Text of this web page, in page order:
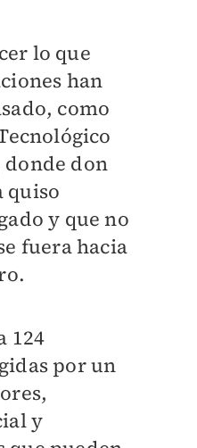
lo que
han
como
don
quiso
y que no
fuera hacia
124
por un
y